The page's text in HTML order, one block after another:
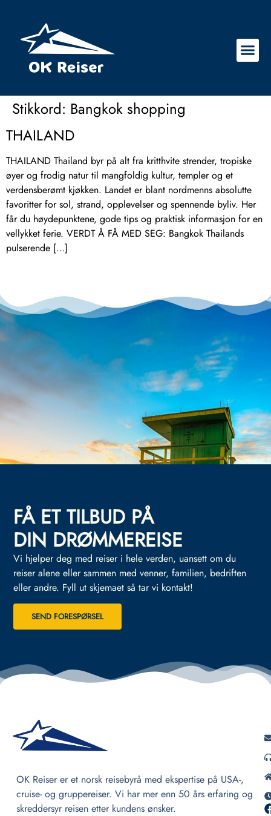
Stikkord: Bangkok shopping
THAILAND
THAILAND Thailand byr på alt fra kritthvite strender, tropiske
øyer og frodig natur til mangfoldig kultur, templer og et
verdensberømt kjøkken. Landet er blant nordmenns absolutte
favoritter for sol, strand, opplevelser og spennende byliv. Her
får du høydepunktene, gode tips og praktisk informasjon for en
vellykket ferie. VERDT Å FÅ MED SEG: Bangkok Thailands
pulserende […]
FÅ ET TILBUD PÅ
DIN DRØMMEREISE
Vi hjelper deg med reiser i hele verden, uansett om du
reiser alene eller sammen med venner, familien, bedriften
eller andre. Fyll ut skjemaet så tar vi kontakt!
SEND FORESPØRSEL
OK Reiser er et norsk reisebyrå med ekspertise på USA-,
cruise- og gruppereiser. Vi har mer enn 50 års erfaring og
skreddersyr reisen etter kundens ønsker.